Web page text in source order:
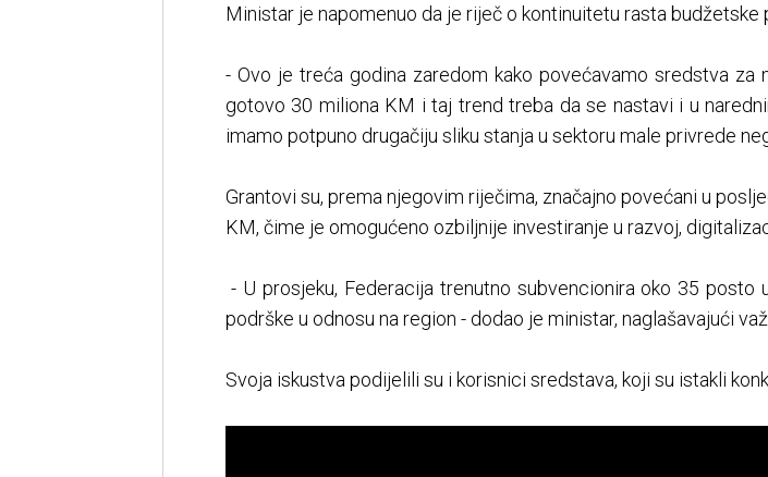
Ministar je napomenuo da je riječ o kontinuitetu rasta budžetske
- Ovo je treća godina zaredom kako povećavamo sredstva
gotovo 30 miliona KM i taj trend treba da se nastavi i u
imamo potpuno drugačiju sliku stanja u sektoru male privrede
Grantovi su, prema njegovim riječima, značajno povećani u
KM, čime je omogućeno ozbiljnije investiranje u razvoj,
- U prosjeku, Federacija trenutno subvencionira oko 35 posto
podrške u odnosu na region - dodao je ministar, naglašavajući
Svoja iskustva podijelili su i korisnici sredstava, koji su istakli